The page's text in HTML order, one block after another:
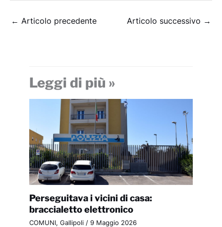
← Articolo precedente Articolo successivo →
Leggi di più »
Perseguitava i vicini di casa:
braccialetto elettronico
COMUNI, Gallipoli/ 9 Maggio 2026